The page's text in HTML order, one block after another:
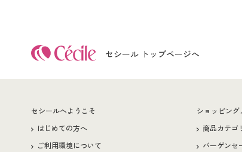
セシール トップページへ
セシールへようこそ
はじめての方へ
ご利用環境について
ショッピング
商品カテゴ
バーゲンセ